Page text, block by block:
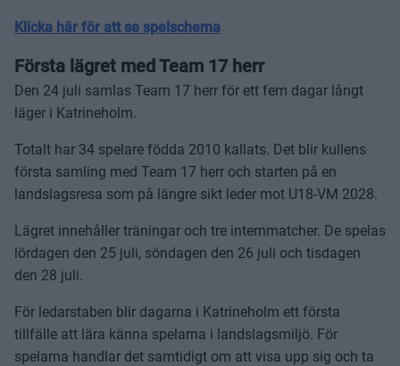
Klicka här för att se spelschema
Första lägret med Team 17 herr
Den 24 juli samlas Team 17 herr för ett fem dagar långt
läger i Katrineholm.
Totalt har 34 spelare födda 2010 kallats. Det blir kullens
första samling med Team 17 herr och starten på en
landslagsresa som på längre sikt leder mot U18-VM 2028.
Lägret innehåller träningar och tre internmatcher. De spelas
lördagen den 25 juli, söndagen den 26 juli och tisdagen
den 28 juli.
För ledarstaben blir dagarna i Katrineholm ett första
tillfälle att lära känna spelarna i landslagsmiljö. För
spelarna handlar det samtidigt om att visa upp sig och ta